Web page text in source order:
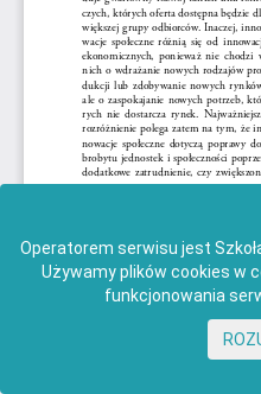
Operatorem serwisu jest
Używamy plików cookies w
funkcjonowania